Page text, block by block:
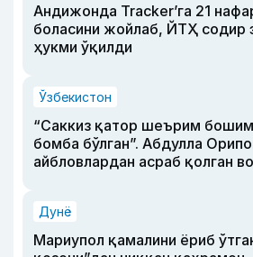
Андижонда Tracker’га 21
боласини жойлаб, ЙТҲ содир
ҳукми ўқилди
Ўзбекистон
“Саккиз қатор шеърим
бомба бўлган”. Абдулла
айбловлардан асраб қолган
Дунё
Мариупол қамалини ёриб